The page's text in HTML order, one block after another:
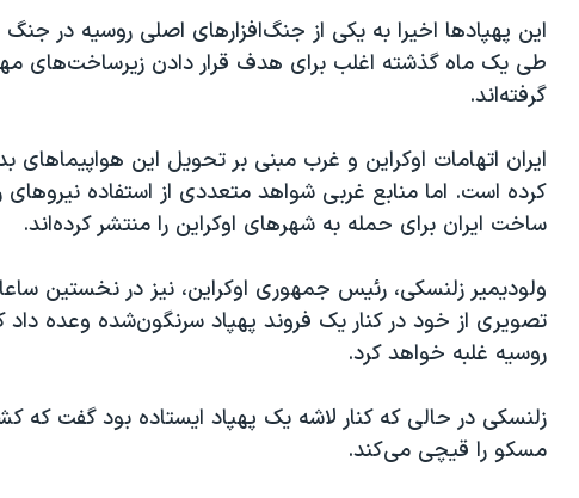
این پهپادها اخیرا به یکی از جنگ‌افزارهای اصلی روسیه در جنگ
طی یک ماه گذشته اغلب برای هدف قرار دادن زیرساخت‌های مهم
گرفته‌اند.
ایران اتهامات اوکراین و غرب مبنی بر تحویل این هواپیماهای
کرده است. اما منابع غربی شواهد متعددی از استفاده نیروهای
ساخت ایران برای حمله به شهرهای اوکراین را منتشر کرده‌اند.
ولودیمیر زلنسکی، رئیس جمهوری اوکراین، نیز در نخستین
تصویری از خود در کنار یک فروند پهپاد سرنگون‌شده وعده داد
روسیه غلبه خواهد کرد.
زلنسکی در حالی که کنار لاشه یک پهپاد ایستاده بود گفت
مسکو را قیچی می‌کند.